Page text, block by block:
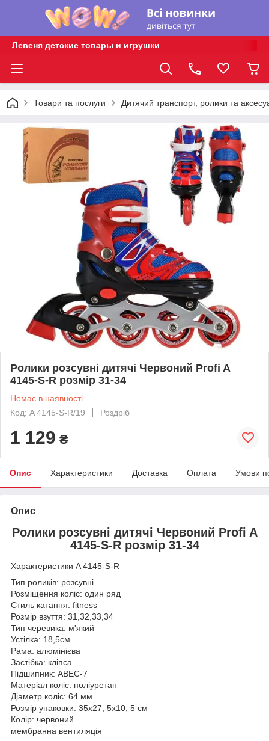
Левеня детские товары и игрушки
Товари та послуги Дитячий транспорт, ролики та
Ролики розсувні дитячі Червоний Profi A
4145-S-R розмір 31-34
Немає в наявності
Код: A 4145-S-R/19
Роздріб
1 129 ₴
Опис Характеристики Доставка Оплата Умови
Опис
Ролики розсувні дитячі Червоний Profi A
4145-S-R розмір 31-34
Характеристики A 4145-S-R
Тип роликів: розсувні
Розміщення коліс: один ряд
Стиль катання: fitness
Розмір взуття: 31,32,33,34
Тип черевика: м'який
Устілка: 18,5см
Рама: алюмінієва
Застібка: кліпса
Підшипник: ABEC-7
Матеріал коліс: поліуретан
Діаметр коліс: 64 мм
Розмір упаковки: 35х27, 5х10, 5 см
Колір: червоний
мембранна вентиляція